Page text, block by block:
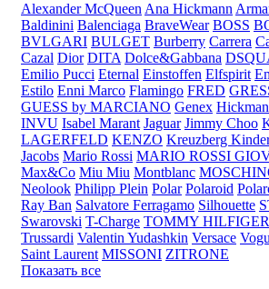
Alexander McQueen Ana Hickmann
Baldinini Balenciaga BraveWear BOSS
BVLGARI BULGET Burberry Carrera
Cazal Dior DITA Dolce&Gabbana
Emilio Pucci Eternal Einstoffen Elfspirit
Estilo Enni Marco Flamingo FRED
GUESS by MARCIANO Genex
INVU Isabel Marant Jaguar Jimmy Choo
LAGERFELD KENZO Kreuzberg
Jacobs Mario Rossi MARIO ROSSI
Max&Co Miu Miu Montblanc
Neolook Philipp Plein Polar Polaroid
Ray Ban Salvatore Ferragamo Silhouette
Swarovski T-Charge TOMMY HILFIGER
Trussardi Valentin Yudashkin Versace
Saint Laurent MISSONI ZITRONE
Показать все